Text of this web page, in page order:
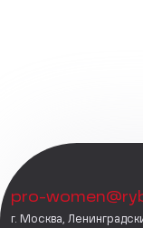
pro-
г. Москва,